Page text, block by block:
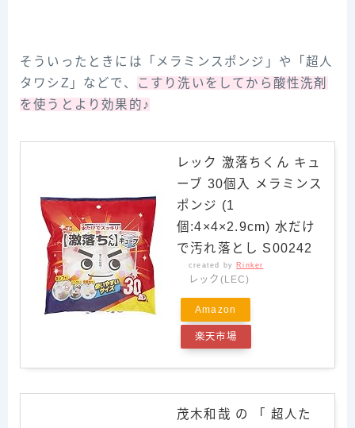
そういったときには「メラミンスポンジ」や「超人
タワシZ」などで、
こすり洗いをしてから酸性洗剤
を使うとより効果的♪
レック 激落ちくん キュ
ーブ 30個入 メラミンス
ポンジ (1
個:4×4×2.9cm) 水だけ
で汚れ落とし S00242
created by Rinker
レック(LEC)
Amazon
楽天市場
茂木和哉 の 「 超人た